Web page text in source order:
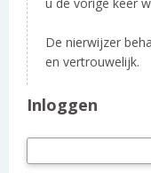
De nierwijzer
en vertrouwelijk.
Inloggen